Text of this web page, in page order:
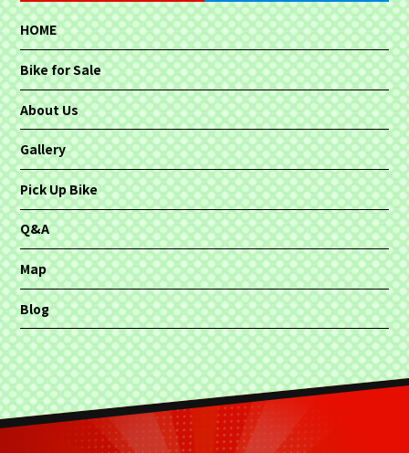
HOME
Bike for Sale
About Us
Gallery
Pick Up Bike
Q&A
Map
Blog